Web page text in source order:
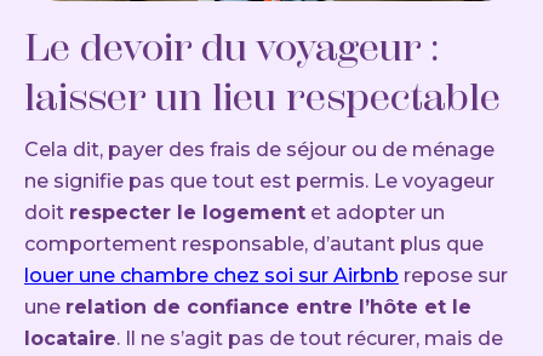
Le devoir du voyageur :
laisser un lieu respectable
Cela dit, payer des frais de séjour ou de ménage
ne signifie pas que tout est permis. Le voyageur
doit respecter le logement et adopter un
comportement responsable, d’autant plus que
louer une chambre chez soi sur Airbnb repose sur
une relation de confiance entre l’hôte et le
locataire. Il ne s’agit pas de tout récurer, mais de